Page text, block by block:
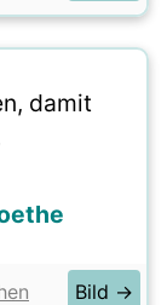
damit
Bild →